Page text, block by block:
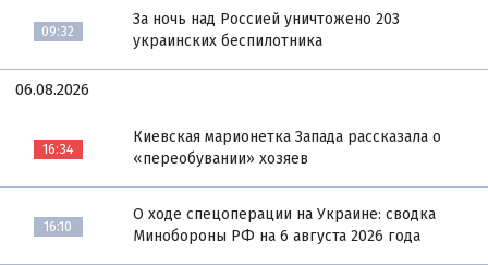
09:32
За ночь над Россией уничтожено 203
украинских беспилотника
06.08.2026
16:34
Киевская марионетка Запада рассказала о
«переобувании» хозяев
16:10
О ходе спецоперации на Украине: сводка
Минобороны РФ на 6 августа 2026 года